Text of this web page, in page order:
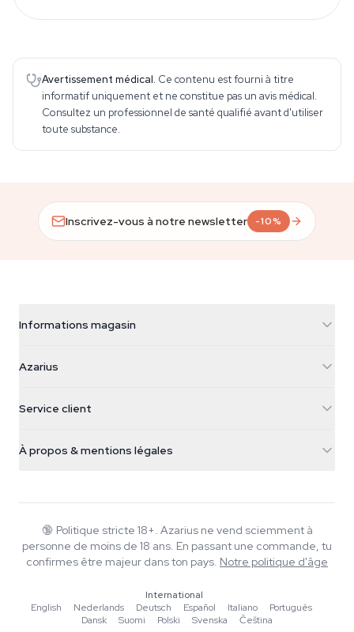
Avertissement médical. Ce contenu est fourni à titre
informatif uniquement et ne constitue pas un avis médical.
Consultez un professionnel de santé qualifié avant d'utiliser
toute substance.
Inscrivez-vous à notre newsletter -10%
Informations magasin
Galvaniweg 11
Nederland
+31(0)204897914
Azarius
Smokeshop
Service client
Politique de retour
Politique de confidentialité
À propos & mentions légales
Wiki
Musique
Normes éditoriales
Outils & Calculateurs
🔞 Politique stricte 18+. Azarius ne vend sciemment à
personne de moins de 18 ans. En passant une commande, tu
confirmes être majeur dans ton pays. Notre politique d'âge
International
English
·Nederlands ·Deutsch ·Español ·Italiano ·Português
·
Dansk
·Suomi ·Polski ·Svenska ·Čeština